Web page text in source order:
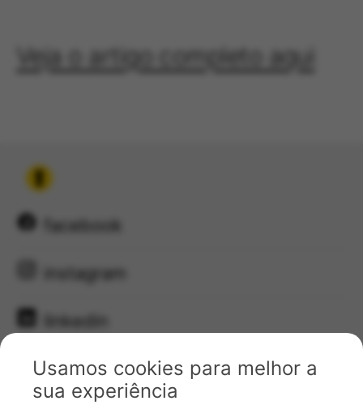
Usamos cookies para melhor a
sua experiência
Veja o artigo completo aqui
facebook
instagram
linkedin
youtube